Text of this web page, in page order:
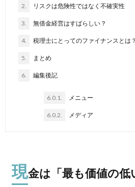
2. リスクは危険性ではなく不確実性
3. 無借金経営はすばらしい？
4. 税理士にとってのファイナンスとは？
5. まとめ
6. 編集後記
6.0.1. メニュー
6.0.2. メディア
現金は「最も価値の低